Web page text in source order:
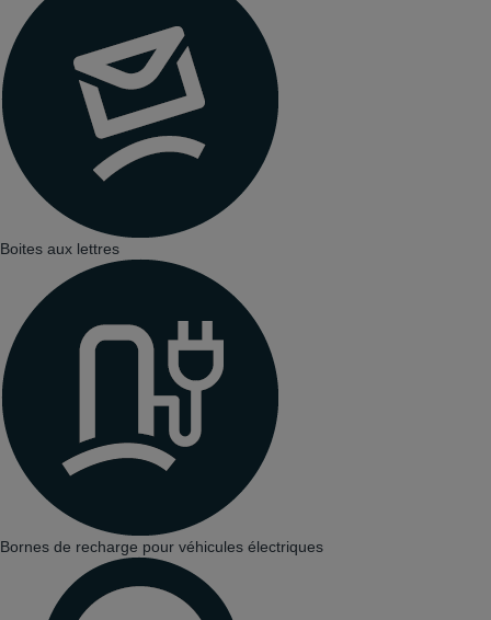
Boites aux lettres
Bornes de recharge pour véhicules électriques